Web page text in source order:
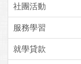
社團活動
服務學習
就學貸款